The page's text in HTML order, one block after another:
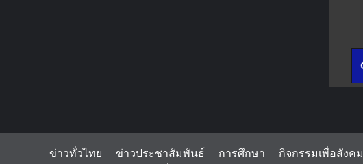
ข่าวทั่วไทย ข่าวประชาสัมพันธ์ การศึกษา กิจกรรมเพื่อสังคม